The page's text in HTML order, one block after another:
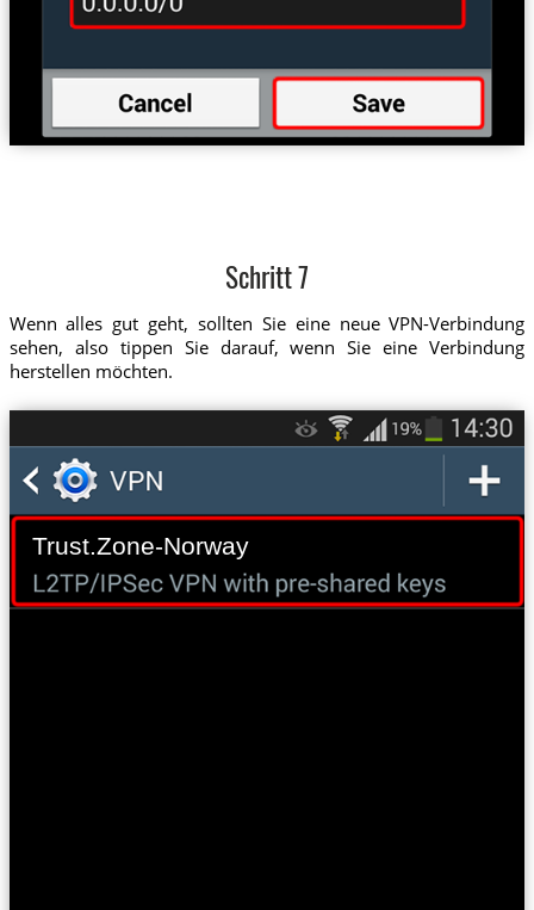
Schritt 7
Wenn alles gut geht, sollten Sie eine neue VPN-Verbindung
sehen, also tippen Sie darauf, wenn Sie eine Verbindung
herstellen möchten.
Trust.Zone-Norway